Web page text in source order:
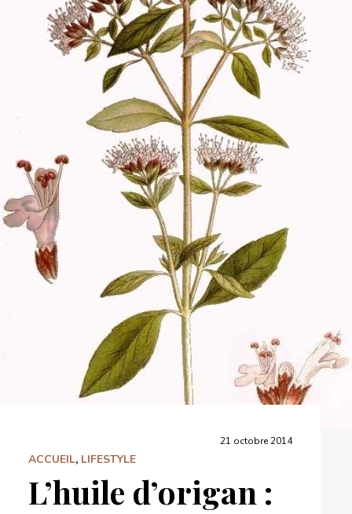
21 octobre 2014
ACCUEIL, LIFESTYLE
L’huile d’origan :